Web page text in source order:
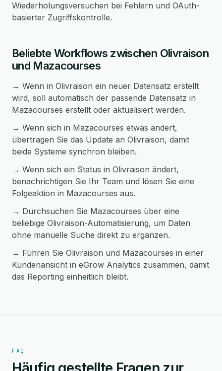
Wiederholungsversuchen bei Fehlern und OAuth-
basierter Zugriffskontrolle.
Beliebte Workflows zwischen Olivraison
und Mazacourses
→ Wenn in Olivraison ein neuer Datensatz erstellt
wird, soll automatisch der passende Datensatz in
Mazacourses erstellt oder aktualisiert werden.
→ Wenn sich in Mazacourses etwas ändert,
übertragen Sie das Update an Olivraison, damit
beide Systeme synchron bleiben.
→ Wenn sich ein Status in Olivraison ändert,
benachrichtigen Sie Ihr Team und lösen Sie eine
Folgeaktion in Mazacourses aus.
→ Durchsuchen Sie Mazacourses über eine
beliebige Olivraison-Automatisierung, um Daten
ohne manuelle Suche direkt zu ergänzen.
→ Führen Sie Olivraison und Mazacourses in einer
Kundenansicht in eGrow Analytics zusammen, damit
das Reporting einheitlich bleibt.
FAQ